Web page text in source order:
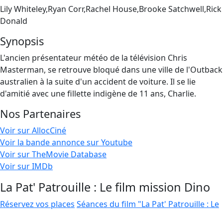
Lily Whiteley,Ryan Corr,Rachel House,Brooke Satchwell,Rick
Donald
Synopsis
L'ancien présentateur météo de la télévision Chris
Masterman, se retrouve bloqué dans une ville de l'Outback
australien à la suite d'un accident de voiture. Il se lie
d'amitié avec une fillette indigène de 11 ans, Charlie.
Nos Partenaires
Voir sur AllocCiné
Voir la bande annonce sur Youtube
Voir sur TheMovie Database
Voir sur IMDb
La Pat' Patrouille : Le film mission Dino
Réservez vos places Séances du film "La Pat' Patrouille : Le